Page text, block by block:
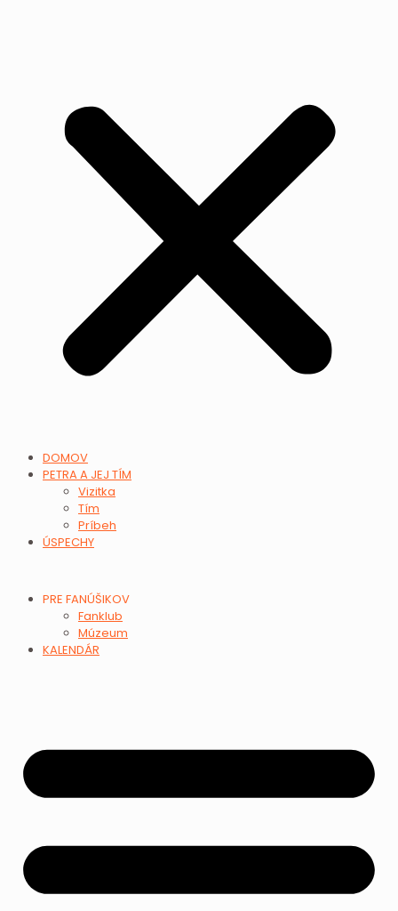
DOMOV
PETRA A JEJ TÍM
Vizitka
Tím
Príbeh
ÚSPECHY
PRE FANÚŠIKOV
Fanklub
Múzeum
KALENDÁR